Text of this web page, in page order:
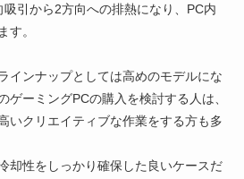
引から2方向への排熱になり、PC内
す。
インナップとしては高めのモデルにな
ゲーミングPCの購入を検討する人は、
いクリエイティブな作業をする方も多
却性をしっかり確保した良いケースだ